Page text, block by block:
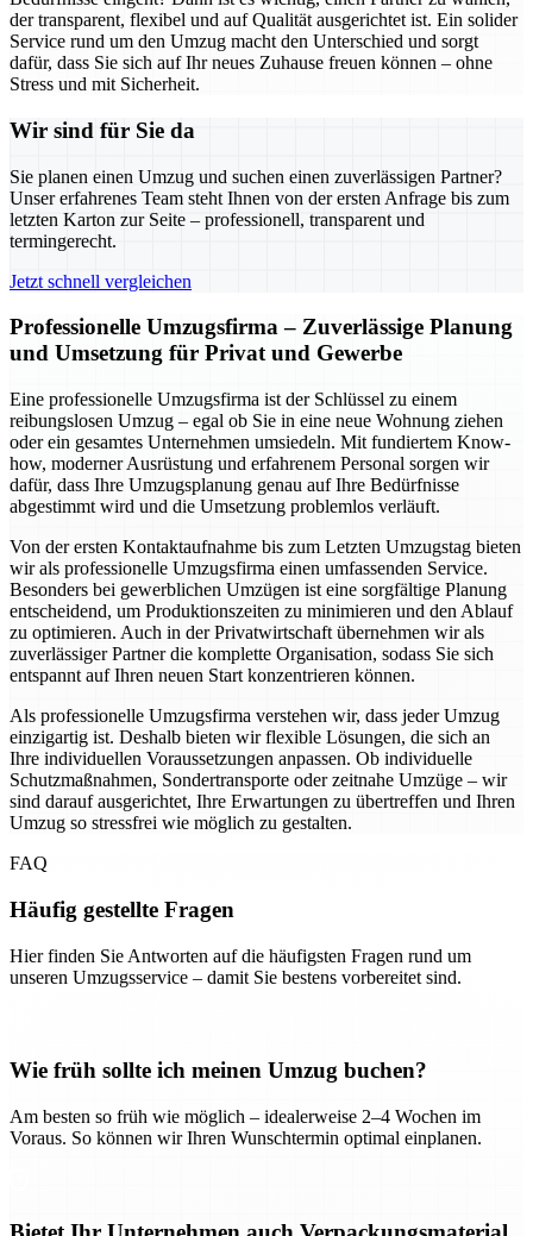
der transparent, flexibel und auf Qualität ausgerichtet ist. Ein solider
Service rund um den Umzug macht den Unterschied und sorgt
dafür, dass Sie sich auf Ihr neues Zuhause freuen können – ohne
Stress und mit Sicherheit.
Wir sind für Sie da
Sie planen einen Umzug und suchen einen zuverlässigen Partner?
Unser erfahrenes Team steht Ihnen von der ersten Anfrage bis zum
letzten Karton zur Seite – professionell, transparent und
termingerecht.
Jetzt schnell vergleichen
Professionelle Umzugsfirma – Zuverlässige Planung
und Umsetzung für Privat und Gewerbe
Eine professionelle Umzugsfirma ist der Schlüssel zu einem
reibungslosen Umzug – egal ob Sie in eine neue Wohnung ziehen
oder ein gesamtes Unternehmen umsiedeln. Mit fundiertem Know-
how, moderner Ausrüstung und erfahrenem Personal sorgen wir
dafür, dass Ihre Umzugsplanung genau auf Ihre Bedürfnisse
abgestimmt wird und die Umsetzung problemlos verläuft.
Von der ersten Kontaktaufnahme bis zum Letzten Umzugstag bieten
wir als professionelle Umzugsfirma einen umfassenden Service.
Besonders bei gewerblichen Umzügen ist eine sorgfältige Planung
entscheidend, um Produktionszeiten zu minimieren und den Ablauf
zu optimieren. Auch in der Privatwirtschaft übernehmen wir als
zuverlässiger Partner die komplette Organisation, sodass Sie sich
entspannt auf Ihren neuen Start konzentrieren können.
Als professionelle Umzugsfirma verstehen wir, dass jeder Umzug
einzigartig ist. Deshalb bieten wir flexible Lösungen, die sich an
Ihre individuellen Voraussetzungen anpassen. Ob individuelle
Schutzmaßnahmen, Sondertransporte oder zeitnahe Umzüge – wir
sind darauf ausgerichtet, Ihre Erwartungen zu übertreffen und Ihren
Umzug so stressfrei wie möglich zu gestalten.
FAQ
Häufig gestellte Fragen
Hier finden Sie Antworten auf die häufigsten Fragen rund um
unseren Umzugsservice – damit Sie bestens vorbereitet sind.
Wie früh sollte ich meinen Umzug buchen?
Am besten so früh wie möglich – idealerweise 2–4 Wochen im
Voraus. So können wir Ihren Wunschtermin optimal einplanen.